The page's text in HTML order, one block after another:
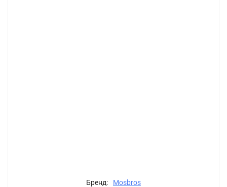
Бренд: Mosbros